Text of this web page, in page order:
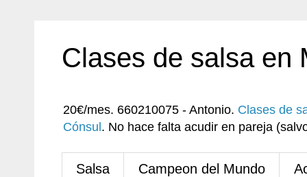
Clases de salsa en
20€/mes. 660210075 - Antonio. Clases de
Cónsul . No hace falta acudir en pareja
Salsa Campeon del Mundo